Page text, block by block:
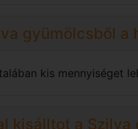
gyümölcsből a
kis mennyiséget
kisálltot a Szilva